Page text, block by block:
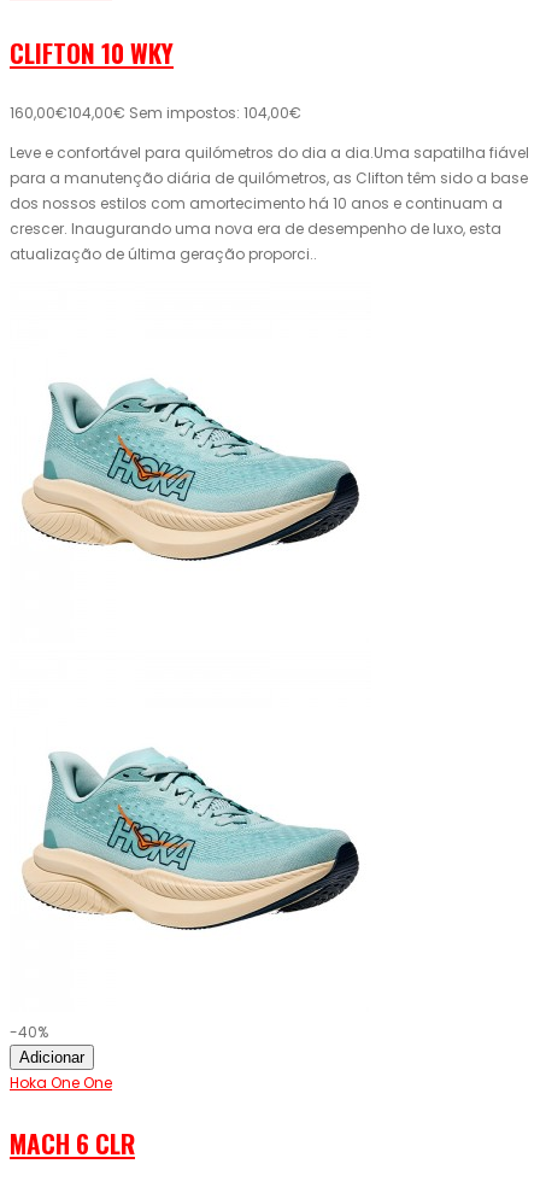
CLIFTON 10 WKY
160,00€104,00€ Sem impostos: 104,00€
Leve e confortável para quilómetros do dia a dia.Uma sapatilha fiável
para a manutenção diária de quilómetros, as Clifton têm sido a base
dos nossos estilos com amortecimento há 10 anos e continuam a
crescer. Inaugurando uma nova era de desempenho de luxo, esta
atualização de última geração proporci..
-40%
Adicionar
Hoka One One
MACH 6 CLR